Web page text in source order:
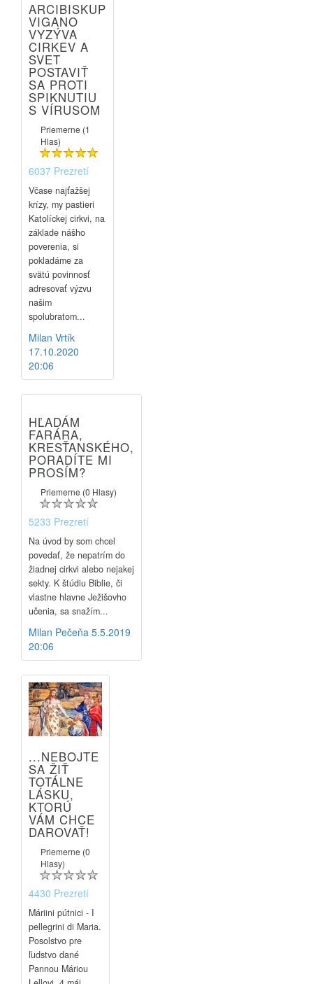
ARCIBISKUP
VIGANO
VYZÝVA
CIRKEV A
SVET
POSTAVIŤ
SA PROTI
SPIKNUTIU
S VÍRUSOM
Priemerne (1
Hlas)
6037 Prezretí
Včase najťažšej
krízy, my pastieri
Katolíckej cirkvi, na
základe nášho
poverenia, si
pokladáme za
svätú povinnosť
adresovať výzvu
našim
spolubratom...
Milan Vrtík
17.10.2020
20:06
HĽADÁM
FARÁRA,
KRESŤANSKÉHO,
PORADÍTE MI
PROSÍM?
Priemerne (0 Hlasy)
5233 Prezretí
Na úvod by som chcel
povedať, že nepatrím do
žiadnej cirkvi alebo nejakej
sekty. K štúdiu Biblie, či
vlastne hlavne Ježišovho
učenia, sa snažím...
Milan Pečeňa 5.5.2019
20:06
...NEBOJTE
SA ŽIŤ
TOTÁLNE
LÁSKU,
KTORÚ
VÁM CHCE
DAROVAŤ!
Priemerne (0
Hlasy)
4430 Prezretí
Máriini pútnici - I
pellegrini di Maria.
Posolstvo pre
ľudstvo dané
Pannou Máriou